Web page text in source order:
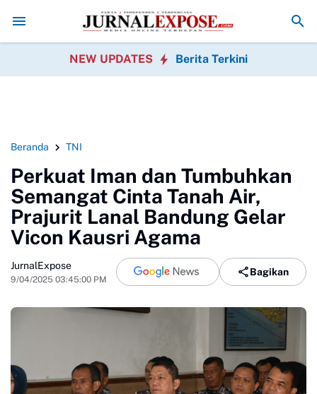
Polrestabes Medan Transparan Usut Kematian Winda Forwatu
NEW UPDATES Berita Terkini
Beranda TNI
Perkuat Iman dan Tumbuhkan
Semangat Cinta Tanah Air,
Prajurit Lanal Bandung Gelar
Vicon Kausri Agama
JurnalExpose
9/04/2025 03:45:00 PM
Bagikan